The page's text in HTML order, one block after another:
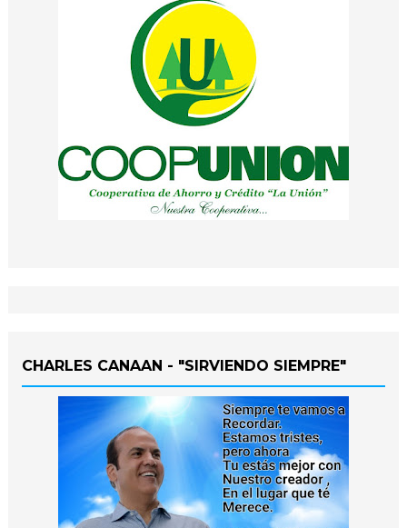
CHARLES CANAAN - "SIRVIENDO SIEMPRE"